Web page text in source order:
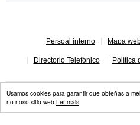
Usamos cookies para garantir que obteñas a
no noso sitio web Ler máis
Persoal interno Mapa
Directorio Telefónico Política